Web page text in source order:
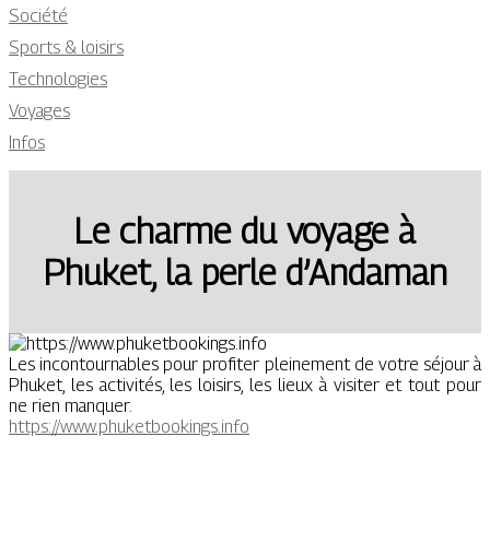
Société
Sports & loisirs
Technologies
Voyages
Infos
Le charme du voyage à
Phuket, la perle d’Andaman
Les incontournables pour profiter pleinement de votre séjour à
Phuket, les activités, les loisirs, les lieux à visiter et tout pour
ne rien manquer.
https://www.phuketbookings.info